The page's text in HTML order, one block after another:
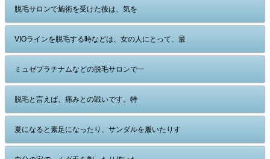
脱毛サロンで施術を受けた後は、気を
VIOラインを脱毛する時などは、女の人にとって、最
ミュゼプラチナムなどの脱毛サロンで一
脱毛と言えば、痛みとの戦いです。特
夏になると素足になったり、サンダルを履いたりす